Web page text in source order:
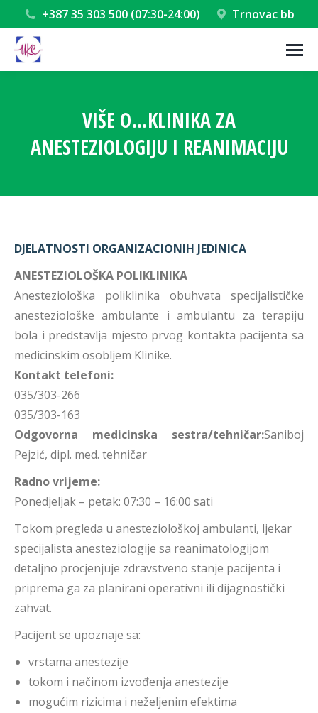
+387 35 303 500 (07:30-24:00) Trnovac bb
VIŠE O…KLINIKA ZA
ANESTEZIOLOGIJU I REANIMACIJU
DJELATNOSTI ORGANIZACIONIH JEDINICA
ANESTEZIOLOŠKA POLIKLINIKA
Anesteziološka poliklinika obuhvata specijalističke
anesteziološke ambulante i ambulantu za terapiju
bola i predstavlja mjesto prvog kontakta pacijenta sa
medicinskim osobljem Klinike.
Kontakt telefoni:
035/303-266
035/303-163
Odgovorna medicinska sestra/tehničar:Saniboj
Pejzić, dipl. med. tehničar
Radno vrijeme:
Ponedjeljak – petak: 07:30 – 16:00 sati
Tokom pregleda u anesteziološkoj ambulanti, ljekar
specijalista anesteziologije sa reanimatologijom
detaljno procjenjuje zdravstveno stanje pacijenta i
priprema ga za planirani operativni ili dijagnostički
zahvat.
Pacijent se upoznaje sa:
vrstama anestezije
tokom i načinom izvođenja anestezije
mogućim rizicima i neželjenim efektima